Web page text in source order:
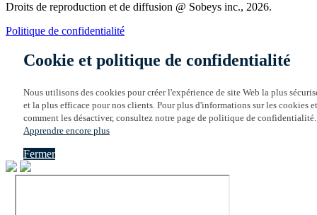
Droits de reproduction et de diffusion @ Sobeys inc., 2026.
Politique de confidentialité
Cookie et politique de confidentialité
Nous utilisons des cookies pour créer l'expérience de site Web la plus
et la plus efficace pour nos clients. Pour plus d'informations sur les cookies et
comment les désactiver, consultez notre page de politique de confidentialité.
Apprendre encore plus
Fermer